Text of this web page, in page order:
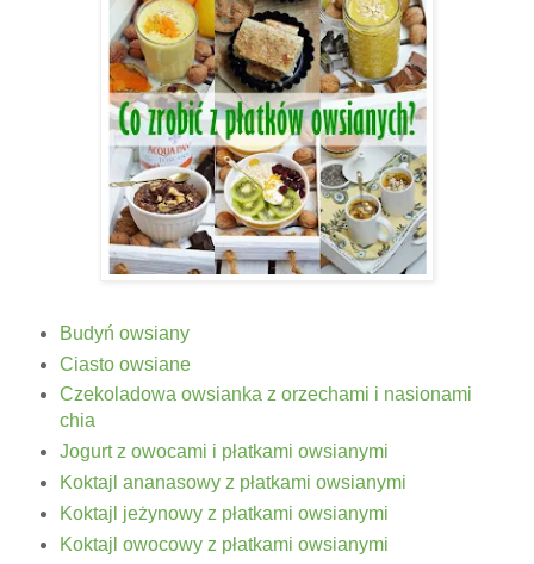
Budyń owsiany
Ciasto owsiane
Czekoladowa owsianka z orzechami i nasionami
chia
Jogurt z owocami i płatkami owsianymi
Koktajl ananasowy z płatkami owsianymi
Koktajl jeżynowy z płatkami owsianymi
Koktajl owocowy z płatkami owsianymi